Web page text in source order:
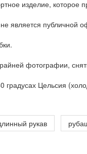
изделие,
является публичной
фотографии,
градусах Цельсия
рукав